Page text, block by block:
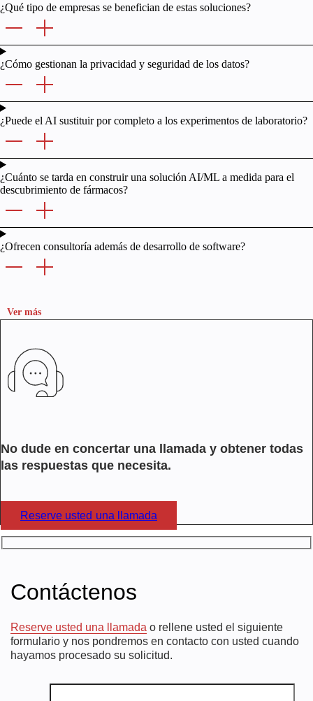
¿Qué tipo de empresas se benefician de estas soluciones?
¿Cómo gestionan la privacidad y seguridad de los datos?
¿Puede el AI sustituir por completo a los experimentos de laboratorio?
¿Cuánto se tarda en construir una solución AI/ML a medida para el
descubrimiento de fármacos?
¿Ofrecen consultoría además de desarrollo de software?
Ver más
No dude en concertar una llamada y obtener todas
las respuestas que necesita.
Reserve usted una llamada
Contáctenos
Reserve usted una llamada o rellene usted el siguiente
formulario y nos pondremos en contacto con usted cuando
hayamos procesado su solicitud.